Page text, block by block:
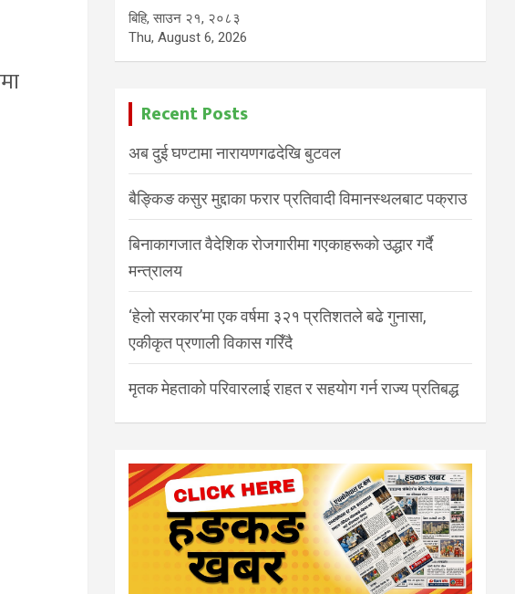
बिहि, साउन २१, २०८३
Thu, August 6, 2026
Recent Posts
अब दुई घण्टामा नारायणगढदेखि बुटवल
बैङ्किङ कसुर मुद्दाका फरार प्रतिवादी विमानस्थलबाट पक्राउ
बिनाकागजात वैदेशिक रोजगारीमा गएकाहरूको उद्धार गर्दै
मन्त्रालय
‘हेलो सरकार’मा एक वर्षमा ३२१ प्रतिशतले बढे गुनासा,
एकीकृत प्रणाली विकास गरिँदै
मृतक मेहताको परिवारलाई राहत र सहयोग गर्न राज्य प्रतिबद्ध